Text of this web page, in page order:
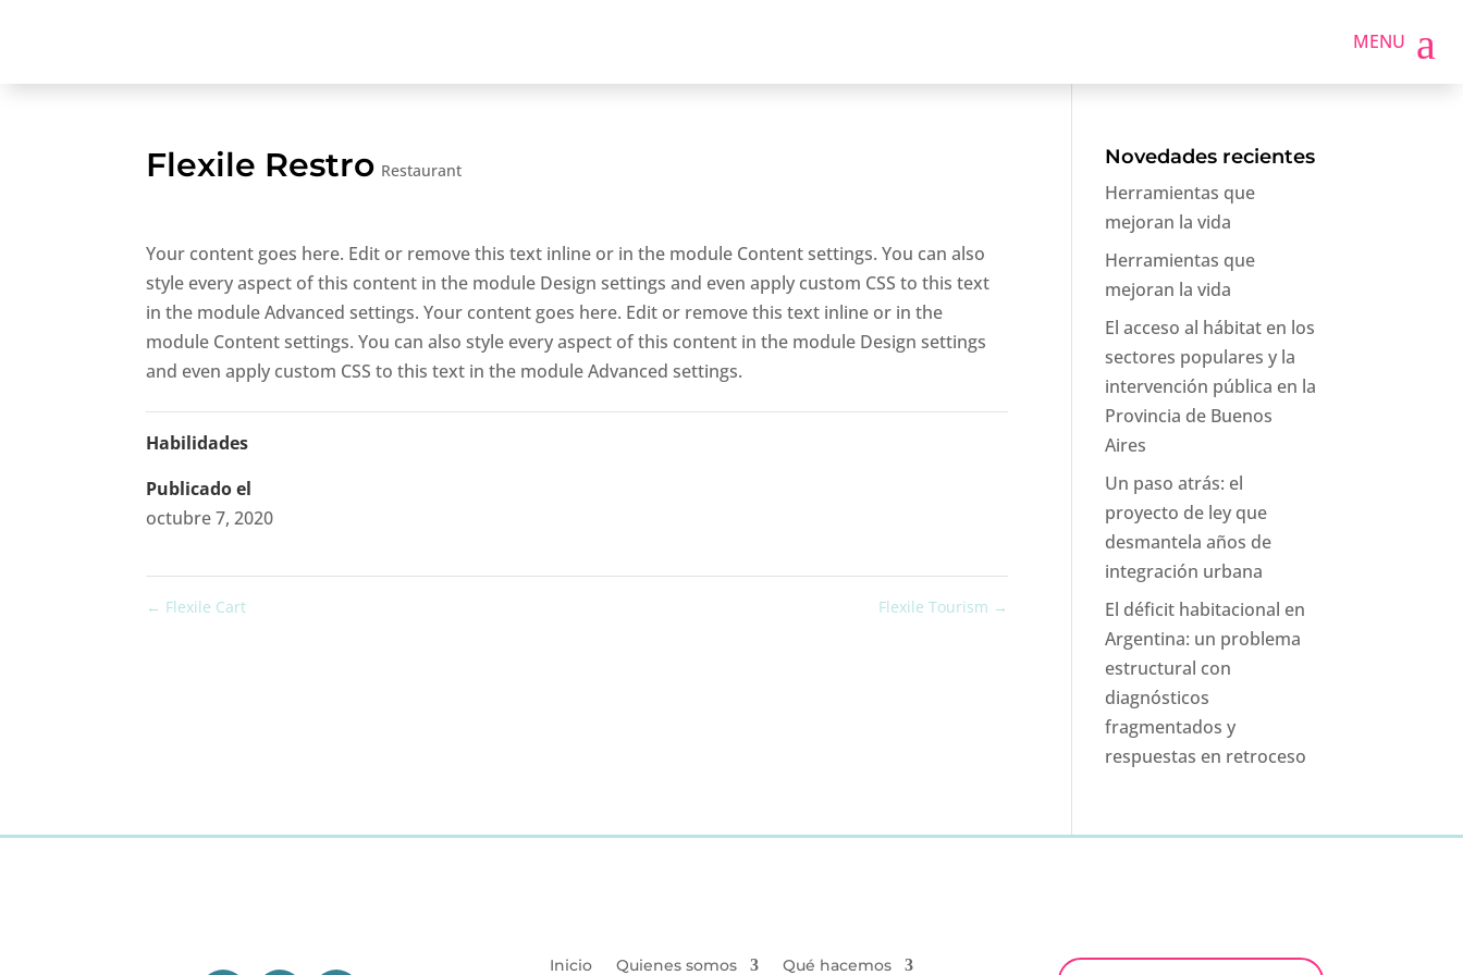
MENU a
Flexile Restro Restaurant
Your content goes here. Edit or remove this text inline or in the module Content settings. You can also
style every aspect of this content in the module Design settings and even apply custom CSS to this text
in the module Advanced settings. Your content goes here. Edit or remove this text inline or in the
module Content settings. You can also style every aspect of this content in the module Design settings
and even apply custom CSS to this text in the module Advanced settings.
Habilidades
Publicado el
octubre 7, 2020
← Flexile Cart Flexile Tourism →
Novedades recientes
Herramientas que
mejoran la vida
Herramientas que
mejoran la vida
El acceso al hábitat en los
sectores populares y la
intervención pública en la
Provincia de Buenos
Aires
Un paso atrás: el
proyecto de ley que
desmantela años de
integración urbana
El déficit habitacional en
Argentina: un problema
estructural con
diagnósticos
fragmentados y
respuestas en retroceso
Inicio Quienes somos Qué hacemos